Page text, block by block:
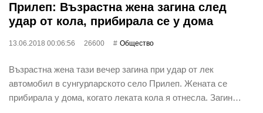
Прилеп: Възрастна жена загина след
удар от кола, прибирала се у дома
13.06.2018 00:06:56 26600 Общество
Възрастна жена тази вечер загина при удар от лек
автомобил в сунгурларското село Прилеп. Жената се
прибирала у дома, когато леката кола я отнесла. Загин…